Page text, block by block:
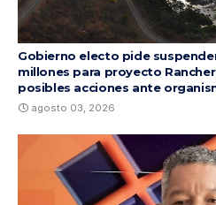
Gobierno electo pide
millones para proyecto
posibles acciones ante
agosto 03, 2026